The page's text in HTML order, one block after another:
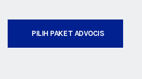
PILIH PAKET ADVOCIS